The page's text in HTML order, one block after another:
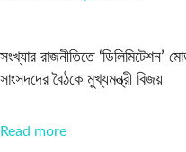
সংখ্যার রাজনীতিতে
সাংসদদের বৈঠকে মুখ্যমন্ত্রী বিজয়
Read more